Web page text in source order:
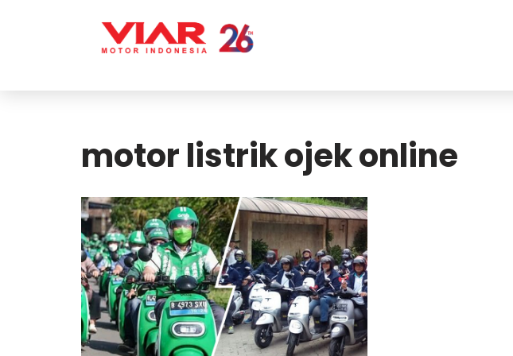
motor listrik ojek online